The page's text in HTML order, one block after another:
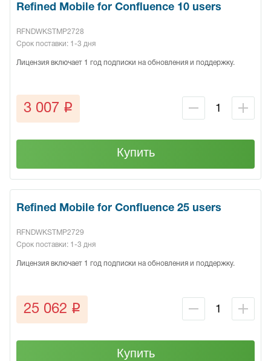
Refined Mobile for Confluence 10 users
RFNDWKSTMP2728
Срок поставки: 1-3 дня
Лицензия включает 1 год подписки на обновления и поддержку.
3 007 q
Купить
Refined Mobile for Confluence 25 users
RFNDWKSTMP2729
Срок поставки: 1-3 дня
Лицензия включает 1 год подписки на обновления и поддержку.
25 062 q
Купить